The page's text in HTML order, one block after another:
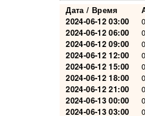
Дата / Время
2024-06-12 03:00
2024-06-12 06:00
2024-06-12 09:00
2024-06-12 12:00
2024-06-12 15:00
2024-06-12 18:00
2024-06-12 21:00
2024-06-13 00:00
2024-06-13 03:00